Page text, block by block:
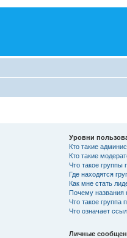
Уровни
Кто такие
Кто такие
Что такое группы
Где находятся
Как мне стать
Почему названия
Что такое группа
Что означает
Личные